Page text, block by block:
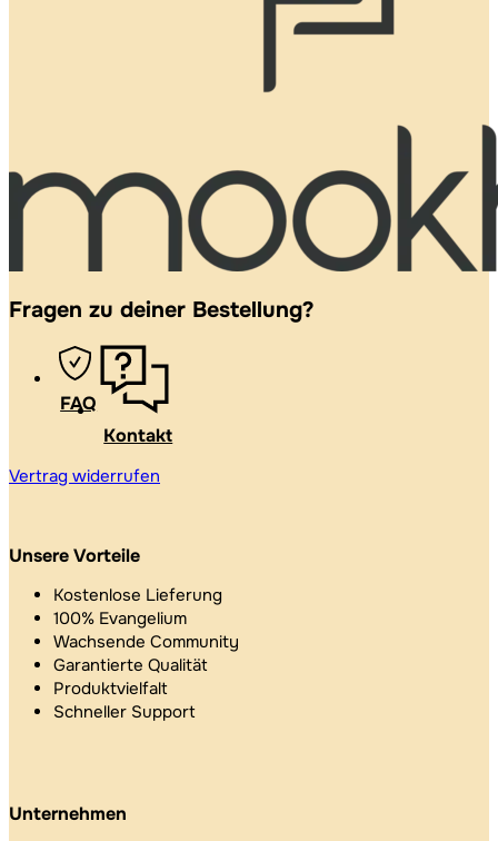
Fragen zu deiner Bestellung?
FAQ
Kontakt
Vertrag widerrufen
Unsere Vorteile
Kostenlose Lieferung
100% Evangelium
Wachsende Community
Garantierte Qualität
Produktvielfalt
Schneller Support
Unternehmen